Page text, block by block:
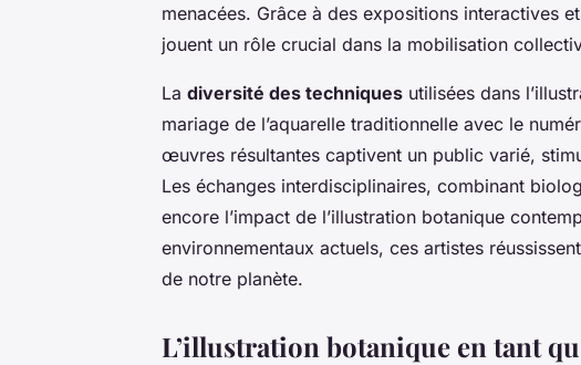
menacées. Grâce à des expositions interactives
jouent un rôle crucial dans la mobilisation
La diversité des techniques utilisées dans
mariage de l’aquarelle traditionnelle avec le
œuvres résultantes captivent un public varié,
Les échanges interdisciplinaires, combinant
encore l’impact de l’illustration botanique
environnementaux actuels, ces artistes
de notre planète.
L’illustration botanique en tant